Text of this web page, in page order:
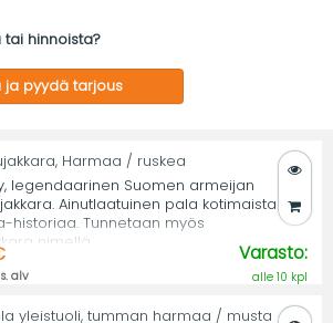
tai hinnoista?
ja pyydä tarjous
Harmaa / ruskea
legendaarinen Suomen armeijan
Ainutlaatuinen pala kotimaista
historiaa. Tunnetaan myös
nimellä.
alv
Varasto:
alle 10 kpl
yleistuoli, tumman harmaa / musta